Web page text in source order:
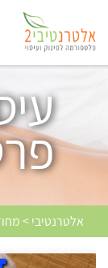
אלטרנטיבי >